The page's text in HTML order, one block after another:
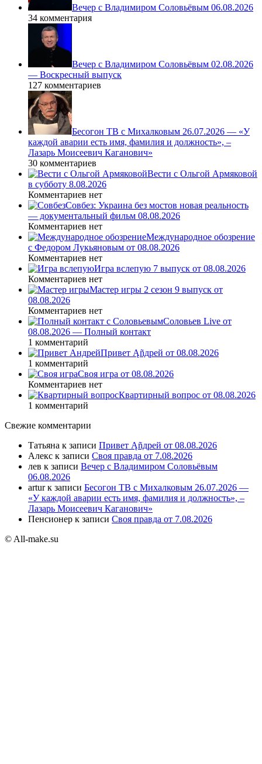
Вечер с Владимиром Соловьёвым 06.08.2026
34 комментария
Вечер с Владимиром Соловьёвым 02.08.2026
— Воскресный выпуск
127 комментариев
Бесогон ТВ с Михалковым 26.07.2026 — «У
каждой аварии есть имя, фамилия и должность», –
Лазарь Моисеевич Каганович»
30 комментариев
Вести с Ольгой Армяковой
в субботу 8.08.2026
Комментариев нет
Совбез: Украина без мостов новая реальность
— документальный фильм 08.08.2026
Комментариев нет
Международное обозрение
с Федором Лукьяновым от 08.08.2026
Комментариев нет
Игра вслепую 7 выпуск от 08.08.2026
Комментариев нет
Мастер игры 2 сезон 9 выпуск от
08.08.2026
Комментариев нет
Соловьев Live от
08.08.2026 — Полный контакт
1 комментарий
Привет Ąñдpей от 08.08.2026
1 комментарий
Своя игра от 08.08.2026
Комментариев нет
Квартирный вопрос от 08.08.2026
1 комментарий
Свежие комментарии
Татьяна к записи Привет Ąñдpей от 08.08.2026
Алекс к записи Своя правда от 7.08.2026
лев к записи Вечер с Владимиром Соловьёвым
06.08.2026
arturк записи Бесогон ТВ с Михалковым 26.07.2026 —
«У каждой аварии есть имя, фамилия и должность», –
Лазарь Моисеевич Каганович»
Пенсионер к записи Своя правда от 7.08.2026
© All-make.su